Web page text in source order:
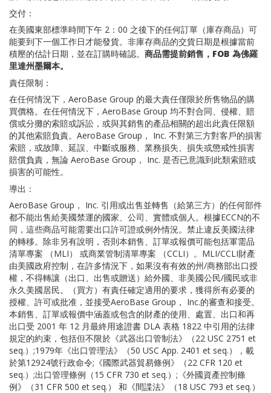
交付：
在美國東部標準時間下午 2：00 之後下的任何訂單（庫存商品）可
能要到下一個工作日才能發貨。非庫存商品的交貨日期是根據當前
積壓的估計日期，並在訂購時確認。 商品需提前銷售，FOB 為佛羅
里達州墨爾本。
責任限制：
在任何情況下，AeroBase Group 的最大責任僅限於所售物品的購
買價格。在任何情況下，AeroBase Group 均不對合同、侵權、賠
償或分攤的索賠或訴訟，或與其銷售的產品相關的超出此責任限額
的其他索賠負責。AeroBase Group， Inc. 不對第三方對客戶的損害
索賠，或故障、延誤、中斷或服務、業務損失、損失或懲戒性損害
賠償負責，無論 AeroBase Group， Inc. 是否已意識到此類索賠或
損害的可能性。
導出：
AeroBase Group， Inc. 引用或出售並轉售（給第三方）的任何部件
都不能出售給美國禁運的國家、公司、實體或個人。根據ECCN的不
同，這些商品可能需要出口許可證或例外情況。禁止違反美國法律
的轉移。除非另有說明，否則本銷售、訂單或報價可能包括軍需品
清單專案 （MLI） 或商業管制清單專案 （CCLI）。MLI/CCLI財產
由美國政府控制，在許多情況下，如果沒有有效的州/商務部出口授
權，不得轉讓（出口、出售或贈送）給外國、非美國公民/國民或非
永久美國居民。（買方）有責任確定適用的要求，獲得所有必要的
授權、許可或批准，並接受AeroBase Group， Inc.的審查和接受。
本銷售、訂單或報價中涵蓋或包含的財產的使用、處置、出口和再
出口受 2001 年 12 月最終用途證書 DLA 表格 1822 中引用的法律
規定的約束，包括但不限於《武器出口管制法》（22 USC 2751 et
seq.）;1979年《出口管理法》（50 USC App. 2401 et seq.），載
於第12924號行政命令;《國際武器貿易條例》（22 CFR 120 et
seq.）;出口管理條例（15 CFR 730 et seq.）;《外國資產控制條
例》（31 CFR 500 et seq.） 和《間諜法》（18 USC 793 et seq.）